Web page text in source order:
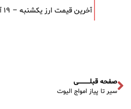
آخرین قیمت ارز یکشنبه – ۱۹ آذر ۱۴۰۲
صفحه قبلـــــــــــی
سیر تا پیاز امواج الیوت